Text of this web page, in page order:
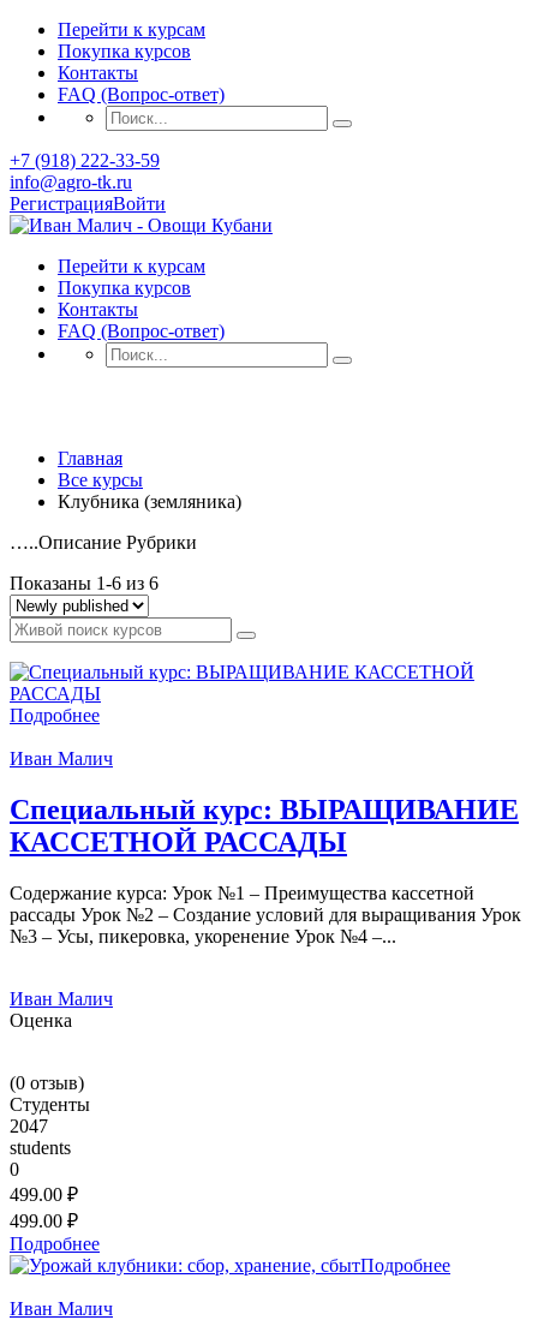
Перейти к курсам
Покупка курсов
Контакты
FAQ (Вопрос-ответ)
+7 (918) 222-33-59
info@agro-tk.ru
РегистрацияВойти
Перейти к курсам
Покупка курсов
Контакты
FAQ (Вопрос-ответ)
Главная
Все курсы
Клубника (земляника)
…..Описание Рубрики
Показаны 1-6 из 6
Подробнее
Иван Малич
Специальный курс: ВЫРАЩИВАНИЕ
КАССЕТНОЙ РАССАДЫ
Содержание курса: Урок №1 – Преимущества кассетной
рассады Урок №2 – Создание условий для выращивания Урок
№3 – Усы, пикеровка, укоренение Урок №4 –...
Иван Малич
Оценка
(0 отзыв)
Студенты
2047
students
0
499.00 ₽
499.00 ₽
Подробнее
Подробнее
Иван Малич